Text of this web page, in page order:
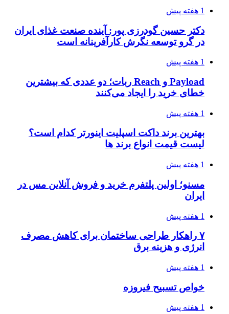
1 هفته پیش
دکتر حسین گودرزی پور: آینده صنعت غذای ایران
در گرو توسعه نگرش کارآفرینانه است
1 هفته پیش
Payload و Reach ربات؛ دو عددی که بیشترین
خطای خرید را ایجاد می‌کنند
1 هفته پیش
بهترین برند داکت اسپلیت اینورتر کدام است؟
لیست قیمت انواع برند ها
1 هفته پیش
مسنو؛ اولین پلتفرم خرید و فروش آنلاین مس در
ایران
1 هفته پیش
۷ راهکار طراحی ساختمان برای کاهش مصرف
انرژی و هزینه برق
1 هفته پیش
خواص تسبیح فیروزه
1 هفته پیش